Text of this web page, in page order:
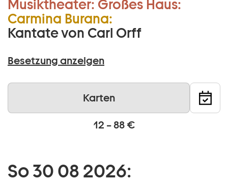
Musiktheater: Großes Haus:
Carmina Burana:
Kantate von Carl Orff
Besetzung anzeigen
Karten
12 – 88 €
So 30 08 2026: